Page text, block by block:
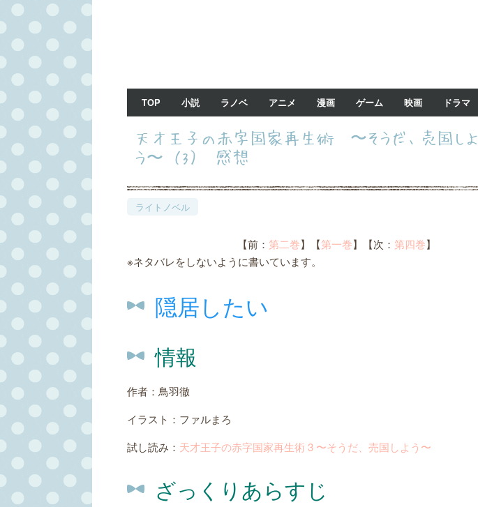
TOP 小説 ラノベ アニメ 漫画 ゲーム 映画 ドラマ
天才王子の赤字国家再生術 〜そうだ、売国しよ
う〜 （3） 感想
ライトノベル
【前： 第二巻】【第一巻】【次： 第四巻】
※ネタバレをしないように書いています。
隠居したい
情報
作者：鳥羽徹
イラスト：ファルまろ
試し読み： 天才王子の赤字国家再生術 3 〜そうだ、売国しよう〜
ざっくりあらすじ